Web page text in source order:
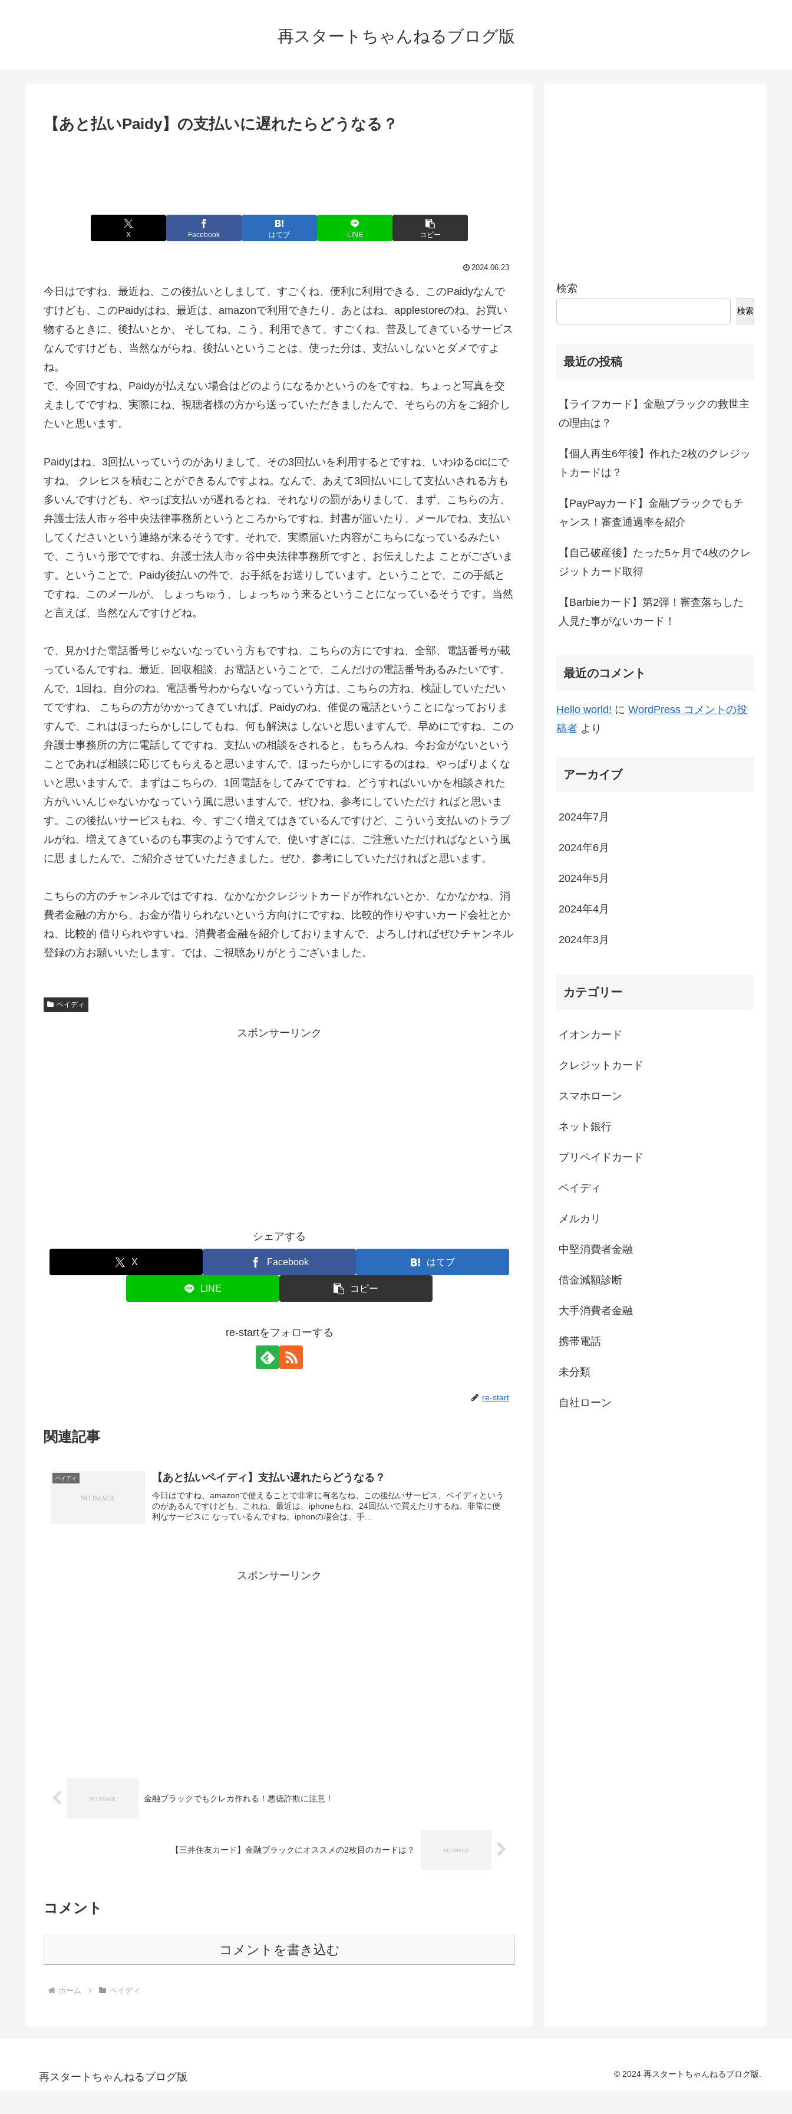
再スタートちゃんねるブログ版
【あと払いPaidy】の支払いに遅れたらどうなる？
X Facebook はてブ LINE コピー
2024.06.23
今日はですね、最近ね、この後払いとしまして、すごくね、便利に利用できる、このPaidyなんで
すけども、このPaidyはね、最近は、amazonで利用できたり、あとはね、applestoreのね、お買い
物するときに、後払いとか、 そしてね、こう、利用できて、すごくね、普及してきているサービス
なんですけども、当然ながらね、後払いということは、使った分は、支払いしないとダメですよ
ね。
で、今回ですね、Paidyが払えない場合はどのようになるかというのをですね、ちょっと写真を交
えましてですね、実際にね、視聴者様の方から送っていただきましたんで、そちらの方をご紹介し
たいと思います。
Paidyはね、3回払いっていうのがありまして、その3回払いを利用するとですね、いわゆるcicにで
すね、 クレヒスを積むことができるんですよね。なんで、あえて3回払いにして支払いされる方も
多いんですけども、やっぱ支払いが遅れるとね、それなりの罰がありまして、まず、こちらの方、
弁護士法人市ヶ谷中央法律事務所というところからですね、封書が届いたり、メールでね、支払い
してくださいという連絡が来るそうです。それで、実際届いた内容がこちらになっているみたい
で、こういう形でですね、弁護士法人市ヶ谷中央法律事務所ですと、お伝えしたよ ことがございま
す。ということで、Paidy後払いの件で、お手紙をお送りしています。ということで、この手紙と
ですね、このメールが、 しょっちゅう、しょっちゅう来るということになっているそうです。当然
と言えば、当然なんですけどね。
で、見かけた電話番号じゃないなっていう方もですね、こちらの方にですね、全部、電話番号が載
っているんですね。最近、回収相談、お電話ということで、こんだけの電話番号あるみたいです。
んで、1回ね、自分のね、電話番号わからないなっていう方は、こちらの方ね、検証していただい
てですね、 こちらの方がかかってきていれば、Paidyのね、催促の電話ということになっておりま
すんで、これはほったらかしにしてもね、何も解決は しないと思いますんで、早めにですね、この
弁護士事務所の方に電話してですね、支払いの相談をされると。もちろんね、今お金がないという
ことであれば相談に応じてもらえると思いますんで、ほったらかしにするのはね、やっぱりよくな
いと思いますんで、まずはこちらの、1回電話をしてみてですね、どうすればいいかを相談された
方がいいんじゃないかなっていう風に思いますんで、ぜひね、参考にしていただけ ればと思いま
す。この後払いサービスもね、今、すごく増えてはきているんですけど、こういう支払いのトラブ
ルがね、増えてきているのも事実のようですんで、使いすぎには、ご注意いただければなという風
に思 ましたんで、ご紹介させていただきました。ぜひ、参考にしていただければと思います。
こちらの方のチャンネルではですね、なかなかクレジットカードが作れないとか、なかなかね、消
費者金融の方から、お金が借りられないという方向けにですね、比較的作りやすいカード会社とか
ね、比較的 借りられやすいね、消費者金融を紹介しておりますんで、よろしければぜひチャンネル
登録の方お願いいたします。では、ご視聴ありがとうございました。
ペイディ
スポンサーリンク
シェアする
X Facebook はてブ
LINE コピー
re-startをフォローする
re-start
関連記事
ペイディ 【あと払いペイディ】支払い遅れたらどうなる？
今日はですね、amazonで使えることで非常に有名なね、この後払いサービス、ペイディという
のがあるんですけども、これね、最近は、iphoneもね、24回払いで買えたりするね、非常に便
利なサービスに なっているんですね。iphonの場合は、手...
スポンサーリンク
金融ブラックでもクレカ作れる！悪徳詐欺に注意！
【三井住友カード】金融ブラックにオススメの2枚目のカードは？
コメント
コメントを書き込む
ホーム ペイディ
検索
検索
最近の投稿
【ライフカード】金融ブラックの救世主
の理由は？
【個人再生6年後】作れた2枚のクレジッ
トカードは？
【PayPayカード】金融ブラックでもチ
ャンス！審査通過率を紹介
【自己破産後】たった5ヶ月で4枚のクレ
ジットカード取得
【Barbieカード】第2弾！審査落ちした
人見た事がないカード！
最近のコメント
Hello world! に WordPress コメントの投
稿者 より
アーカイブ
2024年7月
2024年6月
2024年5月
2024年4月
2024年3月
カテゴリー
イオンカード
クレジットカード
スマホローン
ネット銀行
プリペイドカード
ペイディ
メルカリ
中堅消費者金融
借金減額診断
大手消費者金融
携帯電話
未分類
自社ローン
再スタートちゃんねるブログ版 © 2024 再スタートちゃんねるブログ版.